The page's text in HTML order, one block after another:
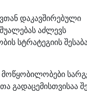
დაკავშირებული
აძლევს
სტრატეგიის
გადაცემისთვისაა